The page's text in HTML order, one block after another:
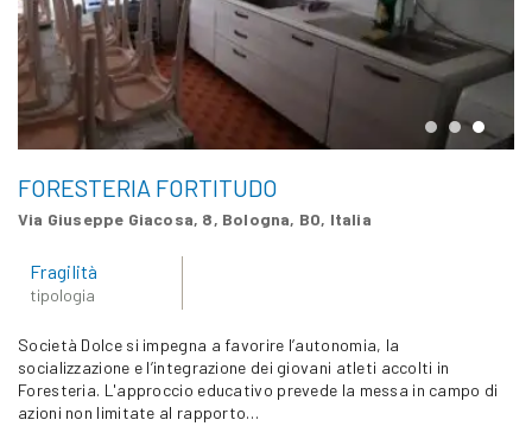
FORESTERIA FORTITUDO
Via Giuseppe Giacosa, 8, Bologna, BO, Italia
Fragilità
tipologia
Società Dolce si impegna a favorire l’autonomia, la
socializzazione e l’integrazione dei giovani atleti accolti in
Foresteria. L'approccio educativo prevede la messa in campo di
azioni non limitate al rapporto…